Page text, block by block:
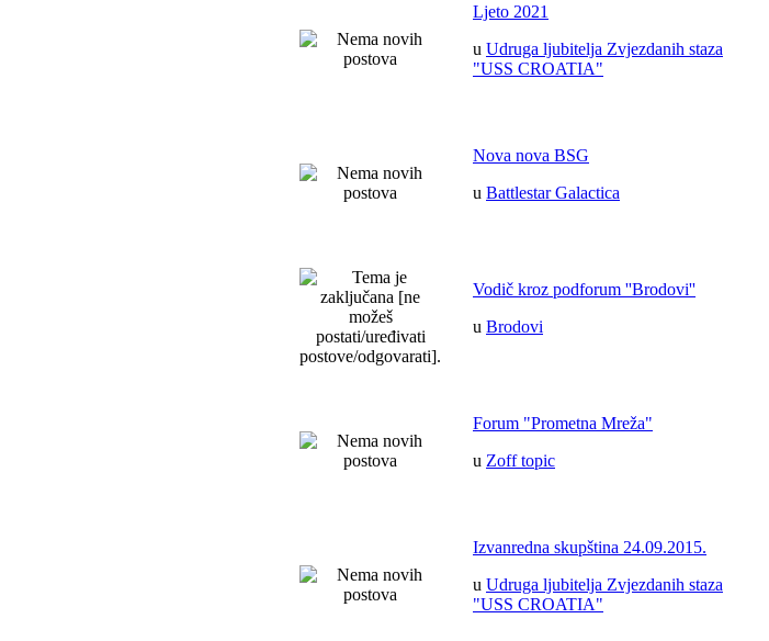
Ljeto 2021
u Udruga ljubitelja Zvjezdanih staza
"USS CROATIA"
Nova nova BSG
u Battlestar Galactica
Vodič kroz podforum ''Brodovi''
u Brodovi
Forum "Prometna Mreža"
u Zoff topic
Izvanredna skupština 24.09.2015.
u Udruga ljubitelja Zvjezdanih staza
"USS CROATIA"